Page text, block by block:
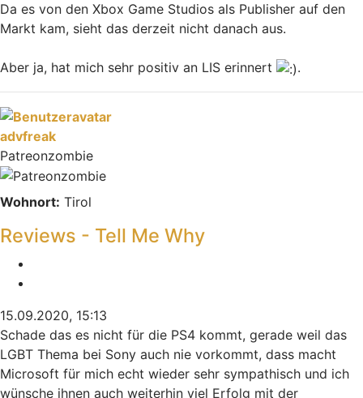
Da es von den Xbox Game Studios als Publisher auf den
Markt kam, sieht das derzeit nicht danach aus.
Aber ja, hat mich sehr positiv an LIS erinnert
.
advfreak
Patreonzombie
Wohnort: Tirol
Reviews - Tell Me Why
15.09.2020, 15:13
Schade das es nicht für die PS4 kommt, gerade weil das
LGBT Thema bei Sony auch nie vorkommt, dass macht
Microsoft für mich echt wieder sehr sympathisch und ich
wünsche ihnen auch weiterhin viel Erfolg mit der